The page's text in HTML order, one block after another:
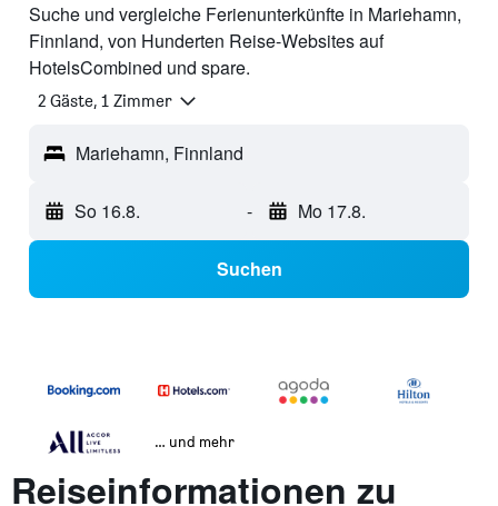
Suche und vergleiche Ferienunterkünfte in Mariehamn,
Finnland, von Hunderten Reise-Websites auf
HotelsCombined und spare.
2 Gäste, 1 Zimmer
Mariehamn, Finnland
So 16.8. - Mo 17.8.
Suchen
… und mehr
Reiseinformationen zu